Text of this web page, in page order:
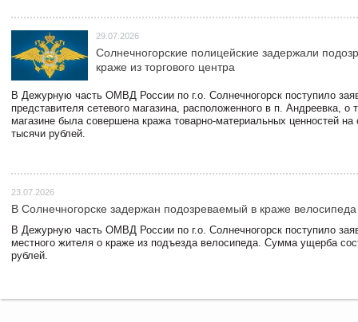
29.07.2026
Солнечногорские полицейские задержали
краже из торгового центра
В Дежурную часть ОМВД России по г.о. Солнечногорск поступило
представителя сетевого магазина, расположенного в п. Андреевка, о
магазине была совершена кража товарно-материальных ценностей
тысячи рублей.
23.07.2026
В Солнечногорске задержан подозреваемый в краже велосипеда
В Дежурную часть ОМВД России по г.о. Солнечногорск поступило
местного жителя о краже из подъезда велосипеда. Сумма ущерба
рублей.